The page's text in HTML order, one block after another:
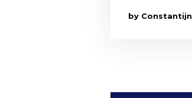
by Constantijn